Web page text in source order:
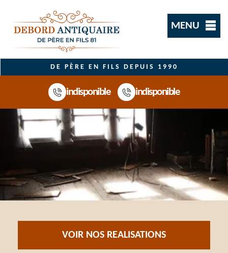
MENU
DE PÈRE EN FILS DEPUIS 1990
indisponible indisponible
VOIR NOS REALISATIONS